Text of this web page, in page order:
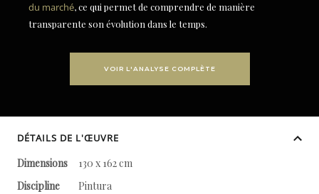
du marché, ce qui permet de comprendre de manière
transparente son évolution dans le temps.
VOIR L'ANALYSE COMPLÈTE
DÉTAILS DE L'ŒUVRE
Dimensions
130 x 162 cm
Discipline
Pintura